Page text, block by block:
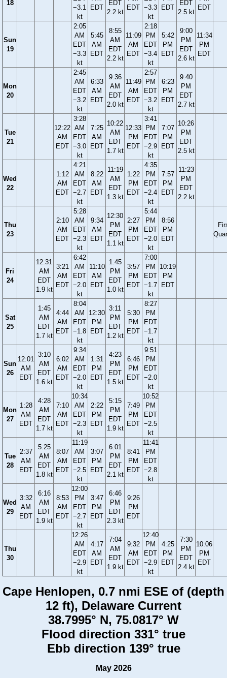
18
−3.1
kt
EDT
EDT
2.2 kt
EDT −3.3
kt
EDT
EDT
2.5 kt
EDT
Sun
19
2:05
AM
EDT
−3.3
kt
5:45
AM
EDT
8:55
AM
EDT
2.2 kt
11:09
AM
EDT
2:18
PM
EDT
−3.4
kt
5:42
PM
EDT
9:00
PM
EDT
2.6 kt
11:34
PM
EDT
Mon
20
2:45
AM
EDT
−3.2
kt
6:33
AM
EDT
9:36
AM
EDT
2.0 kt
11:49
AM
EDT
2:57
PM
EDT
−3.2
kt
6:23
PM
EDT
9:40
PM
EDT
2.7 kt
Tue
21
12:22
AM
EDT
3:28
AM
EDT
−3.0
kt
7:25
AM
EDT
10:22
AM
EDT
1.7 kt
12:33
PM
EDT
3:41
PM
EDT
−2.9
kt
7:07
PM
EDT
10:26
PM
EDT
2.5 kt
Wed
22
1:12
AM
EDT
4:21
AM
EDT
−2.7
kt
8:22
AM
EDT
11:19
AM
EDT
1.3 kt
1:22
PM
EDT
4:35
PM
EDT
−2.4
kt
7:57
PM
EDT
11:23
PM
EDT
2.2 kt
Thu
23
2:10
AM
EDT
5:28
AM
EDT
−2.3
kt
9:34
AM
EDT
12:30
PM
EDT
1.1 kt
2:27
PM
EDT
5:44
PM
EDT
−2.0
kt
8:56
PM
EDT
Fri
24
12:31
AM
EDT
1.9 kt
3:21
AM
EDT
6:42
AM
EDT
−2.0
kt
11:10
AM
EDT
1:45
PM
EDT
1.0 kt
3:57
PM
EDT
7:00
PM
EDT
−1.7
kt
10:19
PM
EDT
Sat
25
1:45
AM
EDT
1.7 kt
4:44
AM
EDT
8:04
AM
EDT
−1.8
kt
12:30
PM
EDT
3:11
PM
EDT
1.2 kt
5:30
PM
EDT
8:27
PM
EDT
−1.7
kt
Sun
26
12:01
AM
EDT
3:10
AM
EDT
1.6 kt
6:02
AM
EDT
9:34
AM
EDT
−2.0
kt
1:31
PM
EDT
4:23
PM
EDT
1.5 kt
6:46
PM
EDT
9:51
PM
EDT
−2.0
kt
Mon
27
1:28
AM
EDT
4:28
AM
EDT
1.7 kt
7:10
AM
EDT
10:34
AM
EDT
−2.3
kt
2:22
PM
EDT
5:15
PM
EDT
1.9 kt
7:49
PM
EDT
10:52
PM
EDT
−2.5
kt
Tue
28
2:37
AM
EDT
5:25
AM
EDT
1.8 kt
8:07
AM
EDT
11:19
AM
EDT
−2.5
kt
3:07
PM
EDT
6:01
PM
EDT
2.1 kt
8:41
PM
EDT
11:41
PM
EDT
−2.8
kt
Wed
29
3:32
AM
EDT
6:16
AM
EDT
1.9 kt
8:53
AM
EDT
12:00
PM
EDT
−2.7
kt
3:47
PM
EDT
6:46
PM
EDT
2.3 kt
9:26
PM
EDT
Thu
30
12:26
AM
EDT
−2.9
kt
4:17
AM
EDT
7:04
AM
EDT
1.9 kt
9:32
AM
EDT
12:40
PM
EDT
−2.9
kt
4:25
PM
EDT
7:30
PM
EDT
2.4 kt
10:06
PM
EDT
Cape Henlopen, 0.7 nmi ESE of (depth
12 ft), Delaware Current
38.7995° N, 75.0817° W
Flood direction 331° true
Ebb direction 139° true
May 2026